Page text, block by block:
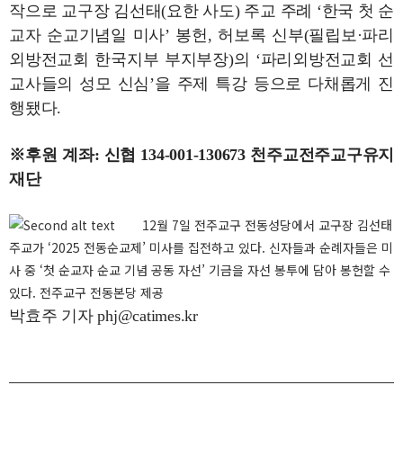
작으로 교구장 김선태(요한 사도) 주교 주례 ‘한국 첫 순
교자 순교기념일 미사’ 봉헌, 허보록 신부(필립보·파리
외방전교회 한국지부 부지부장)의 ‘파리외방전교회 선
교사들의 성모 신심’을 주제 특강 등으로 다채롭게 진
행됐다.
※후원 계좌: 신협 134-001-130673 천주교전주교구유지
재단
12월 7일 전주교구 전동성당에서 교구장 김선태
주교가 ‘2025 전동순교제’ 미사를 집전하고 있다. 신자들과 순례자들은 미
사 중 ‘첫 순교자 순교 기념 공동 자선’ 기금을 자선 봉투에 담아 봉헌할 수
있다. 전주교구 전동본당 제공
박효주 기자 phj@catimes.kr